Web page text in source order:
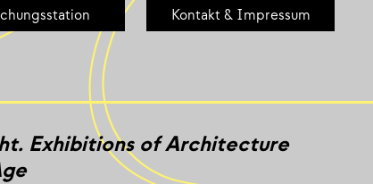
Kontakt & Impressum
auf dem
Exhibitions of Architecture